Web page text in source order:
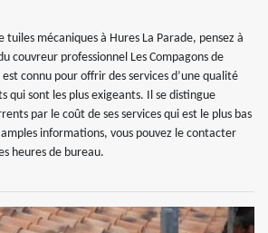
mécaniques à Hures La Parade, pensez à
couvreur professionnel Les Compagons de
connu pour offrir des services d’une qualité
qui sont les plus exigeants. Il se distingue
par le coût de ses services qui est le plus bas
informations, vous pouvez le contacter
heures de bureau.